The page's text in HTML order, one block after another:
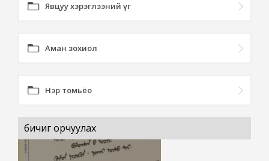
Явцуу хэрэглээний үг
Аман зохиол
Нэр томьёо
бичиг орчуулах